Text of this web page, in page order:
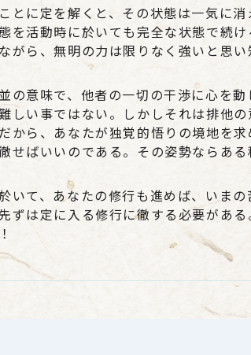
とに定を解くと、その状態は一気に
を活動時に於いても完全な状態で続
がら、無明の力は限りなく強いと思い
の意味で、他者の一切の干渉に心を
しい事ではない。しかしそれは排他
から、あなたが独覚的悟りの境地を
せばいいのである。その姿勢ならあ
いて、あなたの修行も進めば、いま
ずは定に入る修行に徹する必要があ